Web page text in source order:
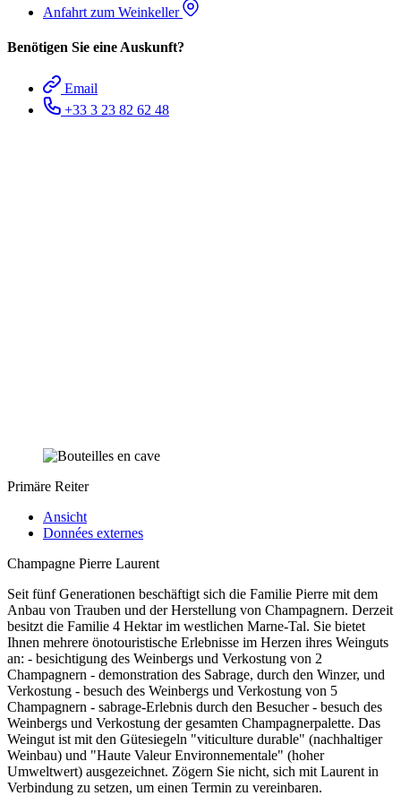
Anfahrt zum Weinkeller
Benötigen Sie eine Auskunft?
Email
+33 3 23 82 62 48
Primäre Reiter
Ansicht
Données externes
Champagne Pierre Laurent
Seit fünf Generationen beschäftigt sich die Familie Pierre mit dem
Anbau von Trauben und der Herstellung von Champagnern. Derzeit
besitzt die Familie 4 Hektar im westlichen Marne-Tal. Sie bietet
Ihnen mehrere önotouristische Erlebnisse im Herzen ihres Weinguts
an: - besichtigung des Weinbergs und Verkostung von 2
Champagnern - demonstration des Sabrage, durch den Winzer, und
Verkostung - besuch des Weinbergs und Verkostung von 5
Champagnern - sabrage-Erlebnis durch den Besucher - besuch des
Weinbergs und Verkostung der gesamten Champagnerpalette. Das
Weingut ist mit den Gütesiegeln "viticulture durable" (nachhaltiger
Weinbau) und "Haute Valeur Environnementale" (hoher
Umweltwert) ausgezeichnet. Zögern Sie nicht, sich mit Laurent in
Verbindung zu setzen, um einen Termin zu vereinbaren.